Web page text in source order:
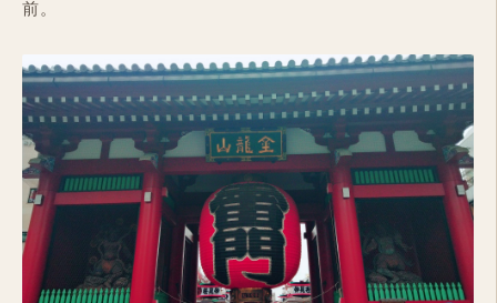
前。